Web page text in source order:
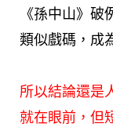
《孫中山》
類似戲碼，成
所以結論還是
就在眼前，但